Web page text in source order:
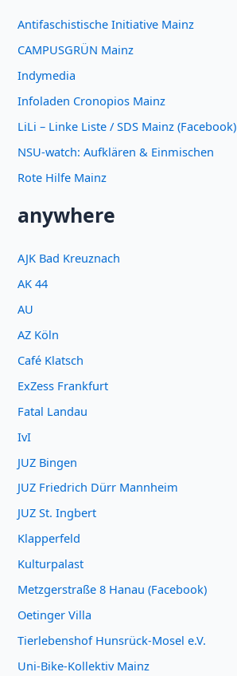
Antifaschistische Initiative Mainz
CAMPUSGRÜN Mainz
Indymedia
Infoladen Cronopios Mainz
LiLi – Linke Liste / SDS Mainz (Facebook)
NSU-watch: Aufklären & Einmischen
Rote Hilfe Mainz
anywhere
AJK Bad Kreuznach
AK 44
AU
AZ Köln
Café Klatsch
ExZess Frankfurt
Fatal Landau
IvI
JUZ Bingen
JUZ Friedrich Dürr Mannheim
JUZ St. Ingbert
Klapperfeld
Kulturpalast
Metzgerstraße 8 Hanau (Facebook)
Oetinger Villa
Tierlebenshof Hunsrück-Mosel e.V.
Uni-Bike-Kollektiv Mainz